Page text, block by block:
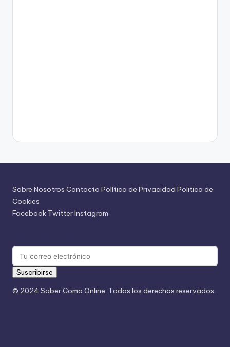
Sobre Nosotros Contacto Política de Privacidad Politica de
Cookies
Facebook TwitterInstagram
Suscribirse
© 2024 Saber Como Online. Todos los derechos reservados.